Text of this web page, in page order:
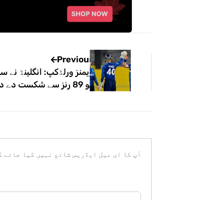
Previous
ویمنز ورلڈکپ: انگلینڈ نے
کو 89 رنز سے شکست دے دی
آپ کا ای میل ایڈریس شائع نہیں کیا جائے